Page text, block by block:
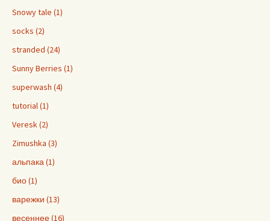
Snowy tale (1)
socks (2)
stranded (24)
Sunny Berries (1)
superwash (4)
tutorial (1)
Veresk (2)
Zimushka (3)
альпака (1)
био (1)
варежки (13)
весеннее (16)